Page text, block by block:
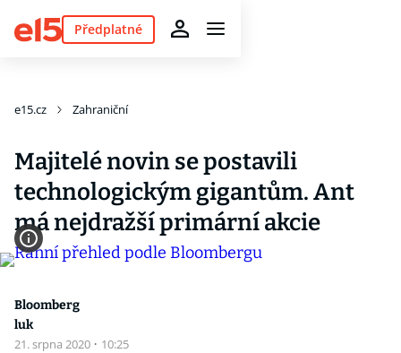
Předplatné
e15.cz Zahraniční
Majitelé novin se postavili
technologickým gigantům. Ant
má nejdražší primární akcie
Bloomberg
luk
21. srpna 2020 · 10:25